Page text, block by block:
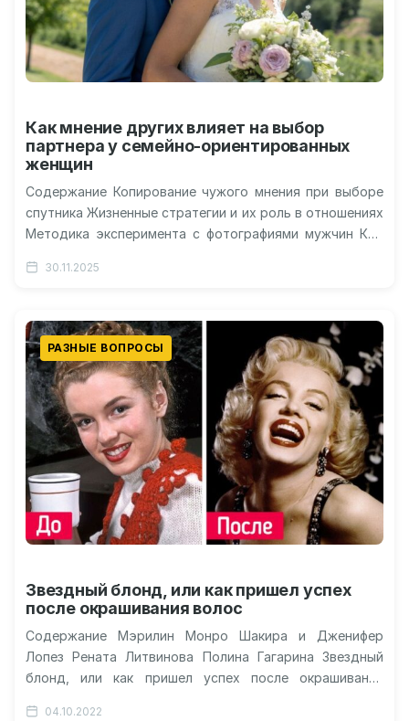
Как мнение других влияет на выбор
партнера у семейно-ориентированных
женщин
Содержание Копирование чужого мнения при выборе
спутника Жизненные стратегии и их роль в отношениях
Методика эксперимента с фотографиями мужчин Кто
30.11.2025
РАЗНЫЕ ВОПРОСЫ
Звездный блонд, или как пришел успех
после окрашивания волос
Содержание Мэрилин Монро Шакира и Дженифер
Лопез Рената Литвинова Полина Гагарина Звездный
блонд, или как пришел успех после окрашивания
04.10.2022